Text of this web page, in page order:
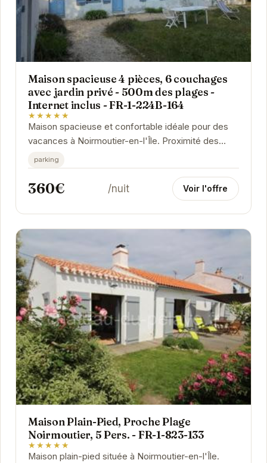
Maison spacieuse 4 pièces, 6 couchages
avec jardin privé - 500m des plages -
Internet inclus - FR-1-224B-164
★★★★★
Maison spacieuse et confortable idéale pour des
vacances à Noirmoutier-en-l'Île. Proximité des
plages, jardin privé et internet inclus.
parking
360€ /nuit Voir l'offre
Maison Plain-Pied, Proche Plage
Noirmoutier, 5 Pers. - FR-1-823-133
★★★★★
Maison plain-pied située à Noirmoutier-en-l'Île.